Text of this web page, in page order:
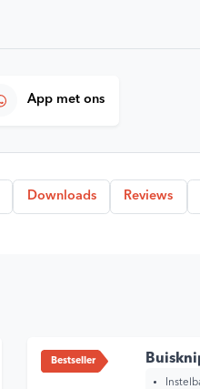
App met ons
Downloads Reviews
Bestseller